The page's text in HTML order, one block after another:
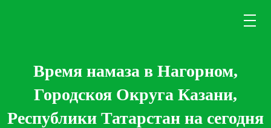
Время намаза в Нагорном,
Городскоя Округа Казани,
Республики Татарстан на сегодня